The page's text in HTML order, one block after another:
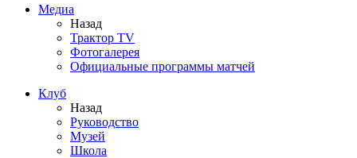
Медиа
Назад
Трактор TV
Фотогалерея
Официальные программы матчей
Клуб
Назад
Руководство
Музей
Школа